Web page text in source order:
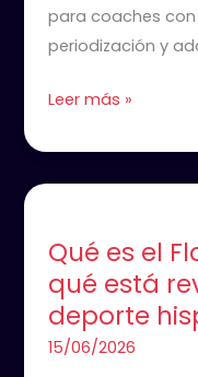
para coaches
periodización y
Leer más »
Qué es el
qué está
deporte
15/06/2026
el
Flag
Football
y